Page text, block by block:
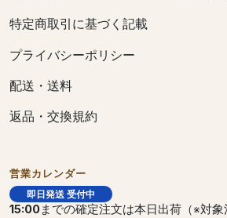
特定商取引に基づく記載
プライバシーポリシー
配送・送料
返品・交換規約
営業カレンダー
即日発送 受付中
15:00までの確定注文は本日出荷（※対象